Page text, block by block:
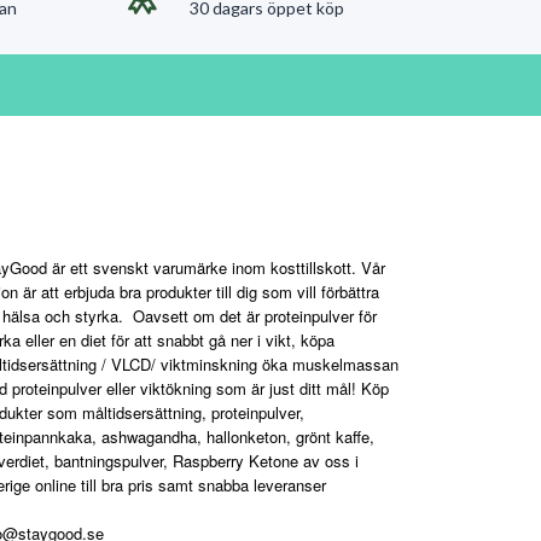
30 dagars öppet köp
är ett svenskt varumärke inom kosttillskott. Vår
är att erbjuda bra produkter till dig som vill förbättra
och styrka. Oavsett om det är proteinpulver för
eller en diet för att snabbt gå ner i vikt, köpa
/ VLCD/ viktminskning öka muskelmassan
proteinpulver eller viktökning som är just ditt mål! Köp
som måltidsersättning, proteinpulver,
ashwagandha, hallonketon, grönt kaffe,
bantningspulver, Raspberry Ketone av oss i
online till bra pris samt snabba leveranser